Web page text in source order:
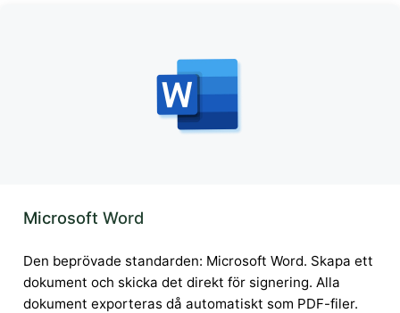
Microsoft Word
Den beprövade standarden: Microsoft Word. Skapa ett
dokument och skicka det direkt för signering. Alla
dokument exporteras då automatiskt som PDF-filer.